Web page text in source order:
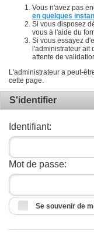
Vous n'avez pas
en quelques
Si vous disposez
vous à l'aide du
Si vous essayez
l'administrateur ait
attente de
L'administrateur a peut-
cette page.
S'identifier
Identifiant:
Mot de passe:
Se souvenir de